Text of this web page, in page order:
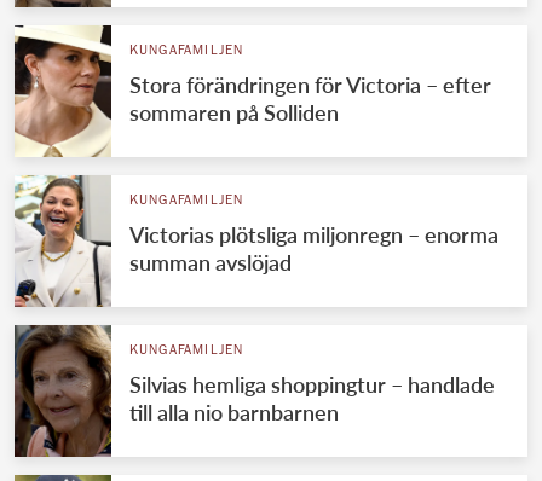
KUNGAFAMILJEN
Stora förändringen för Victoria – efter
sommaren på Solliden
KUNGAFAMILJEN
Victorias plötsliga miljonregn – enorma
summan avslöjad
KUNGAFAMILJEN
Silvias hemliga shoppingtur – handlade
till alla nio barnbarnen